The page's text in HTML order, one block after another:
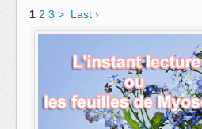
1 2 3 > Last ›